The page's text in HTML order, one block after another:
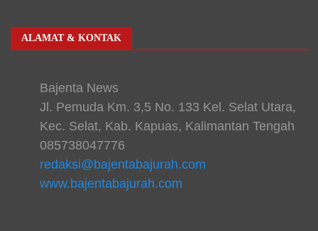
ALAMAT & KONTAK
Bajenta News
Jl. Pemuda Km. 3,5 No. 133 Kel. Selat Utara,
Kec. Selat, Kab. Kapuas, Kalimantan Tengah
085738047776
redaksi@bajentabajurah.com
www.bajentabajurah.com